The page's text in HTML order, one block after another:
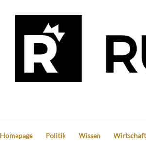
Homepage Politik Wissen Wirtschaft